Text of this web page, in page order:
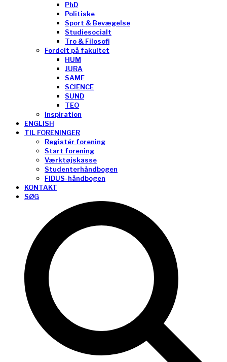
PhD
Politiske
Sport & Bevægelse
Studiesocialt
Tro & Filosofi
Fordelt på fakultet
HUM
JURA
SAMF
SCIENCE
SUND
TEO
Inspiration
ENGLISH
TIL FORENINGER
Registér forening
Start forening
Værktøjskasse
Studenterhåndbogen
FIDUS-håndbogen
KONTAKT
SØG